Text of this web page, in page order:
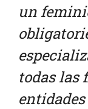
un
todas las